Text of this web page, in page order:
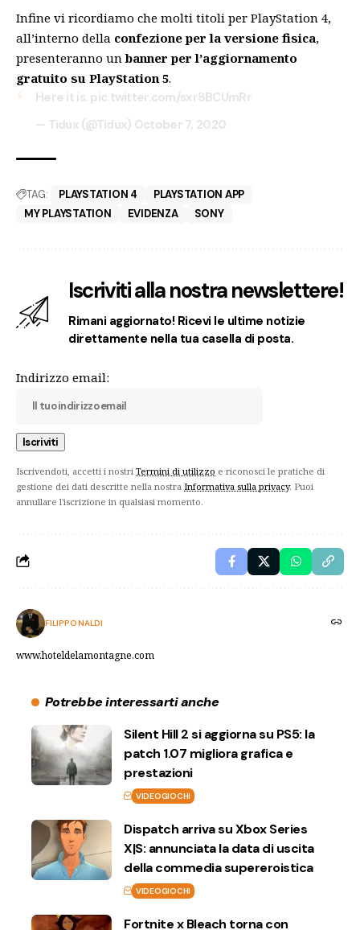
Infine vi ricordiamo che molti titoli per PlayStation 4,
all’interno della confezione per la versione fisica,
presenteranno unbanner per l’aggiornamento
gratuito su PlayStation 5.
Here it is. pic.twitter.com/sxr8BCUmRr
— Tidux (@Tidux) October 7, 2020
TAG: PLAYSTATION 4
PLAYSTATION APP
MY PLAYSTATION
EVIDENZA SONY
Iscriviti alla nostra newslettere!
Rimani aggiornato! Ricevi le ultime notizie
direttamente nella tua casella di posta.
Indirizzo email:
Iscrivendoti, accetti i nostri Termini di utilizzo e riconosci le pratiche di
gestione dei dati descritte nella nostra Informativa sulla privacy. Puoi
annullare l'iscrizione in qualsiasi momento.
FILIPPO NALDI
www.hoteldelamontagne.com
Potrebbe interessarti anche
Silent Hill 2 si aggiorna su PS5: la
patch 1.07 migliora grafica e
prestazioni
VIDEOGIOCHI
Dispatch arriva su Xbox Series
X|S: annunciata la data di uscita
della commedia supereroistica
VIDEOGIOCHI
Fortnite x Bleach torna con